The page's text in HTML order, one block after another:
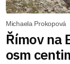
Michaela Prokopová
Římov na
osm